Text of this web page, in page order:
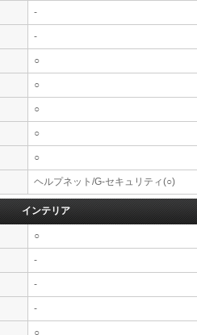
-
-
○
○
○
○
○
ヘルプネット/G-セキュリティ(○)
インテリア
○
-
-
-
○